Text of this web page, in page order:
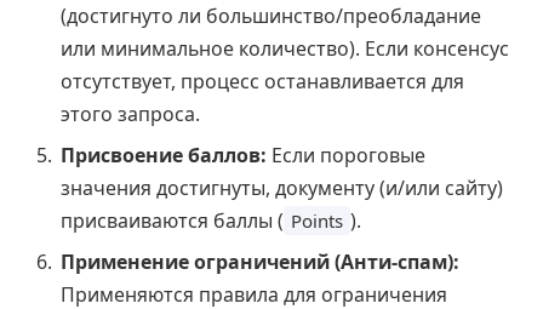
(достигнуто ли большинство/преобладание
или минимальное количество). Если консенсус
отсутствует, процесс останавливается для
этого запроса.
Присвоение баллов: Если пороговые
значения достигнуты, документу (и/или сайту)
присваиваются баллы ( Points ).
Применение ограничений (Анти-спам):
Применяются правила для ограничения